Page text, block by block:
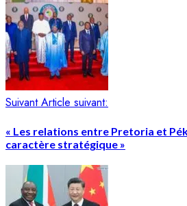
Suivant Article suivant:
« Les relations entre Pretoria et
caractère stratégique »